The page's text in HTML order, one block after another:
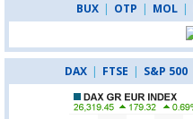
BUX | OTP | MOL |
DAX | FTSE | S&P 500